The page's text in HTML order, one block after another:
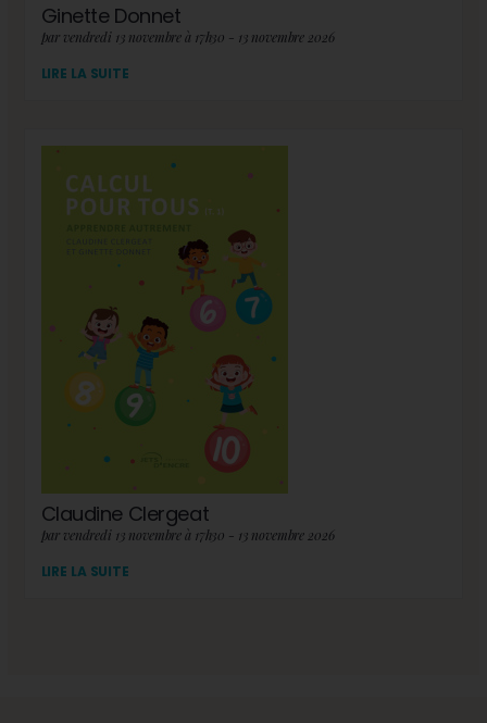
Ginette Donnet
par vendredi 13 novembre à 17h30 - 13 novembre 2026
LIRE LA SUITE
Claudine Clergeat
par vendredi 13 novembre à 17h30 - 13 novembre 2026
LIRE LA SUITE